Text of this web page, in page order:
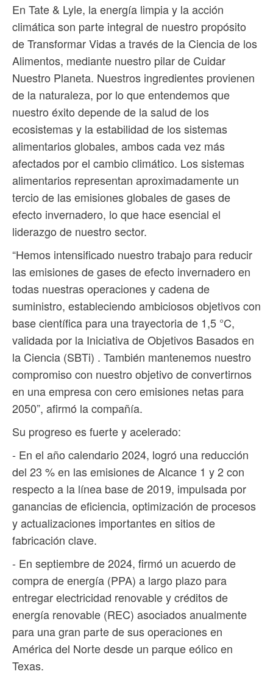
En Tate & Lyle, la energía limpia y la acción
climática son parte integral de nuestro propósito
de Transformar Vidas a través de la Ciencia de los
Alimentos, mediante nuestro pilar de Cuidar
Nuestro Planeta. Nuestros ingredientes provienen
de la naturaleza, por lo que entendemos que
nuestro éxito depende de la salud de los
ecosistemas y la estabilidad de los sistemas
alimentarios globales, ambos cada vez más
afectados por el cambio climático. Los sistemas
alimentarios representan aproximadamente un
tercio de las emisiones globales de gases de
efecto invernadero, lo que hace esencial el
liderazgo de nuestro sector.
“Hemos intensificado nuestro trabajo para reducir
las emisiones de gases de efecto invernadero en
todas nuestras operaciones y cadena de
suministro, estableciendo ambiciosos objetivos con
base científica para una trayectoria de 1,5 °C,
validada por la Iniciativa de Objetivos Basados ​​en
la Ciencia (SBTi) . También mantenemos nuestro
compromiso con nuestro objetivo de convertirnos
en una empresa con cero emisiones netas para
2050”, afirmó la compañía.
Su progreso es fuerte y acelerado:
- En el año calendario 2024, logró una reducción
del 23 % en las emisiones de Alcance 1 y 2 con
respecto a la línea base de 2019, impulsada por
ganancias de eficiencia, optimización de procesos
y actualizaciones importantes en sitios de
fabricación clave.
- En septiembre de 2024, firmó un acuerdo de
compra de energía (PPA) a largo plazo para
entregar electricidad renovable y créditos de
energía renovable (REC) asociados anualmente
para una gran parte de sus operaciones en
América del Norte desde un parque eólico en
Texas.